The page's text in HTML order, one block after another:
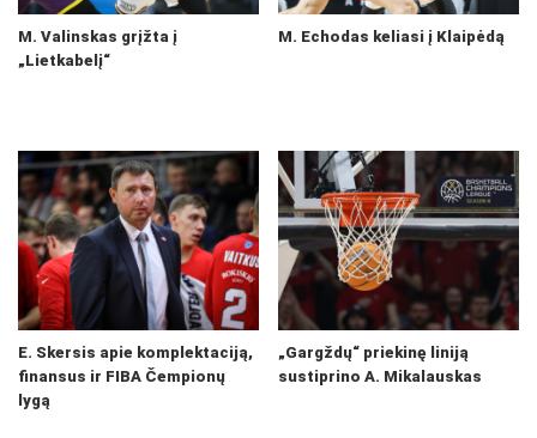
M. Valinskas grįžta į
„Lietkabelį“
M. Echodas keliasi į Klaipėdą
E. Skersis apie komplektaciją,
finansus ir FIBA Čempionų
lygą
„Gargždų“ priekinę liniją
sustiprino A. Mikalauskas